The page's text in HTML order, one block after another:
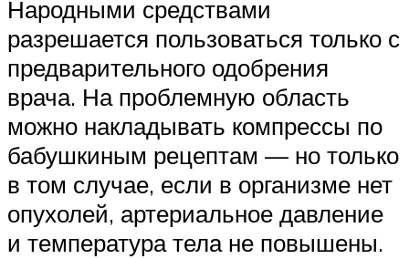
Народными средствами
разрешается пользоваться только с
предварительного одобрения
врача. На проблемную область
можно накладывать компрессы по
бабушкиным рецептам — но только
в том случае, если в организме нет
опухолей, артериальное давление
и температура тела не повышены.